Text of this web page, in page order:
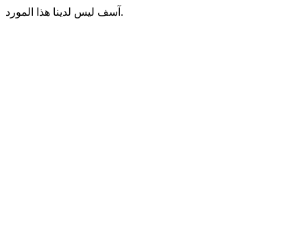
آسف ليس لدينا هذا المورد.